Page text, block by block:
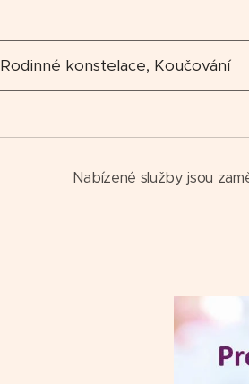
Rodinné konstelace, Koučování
Nabízené služby jsou